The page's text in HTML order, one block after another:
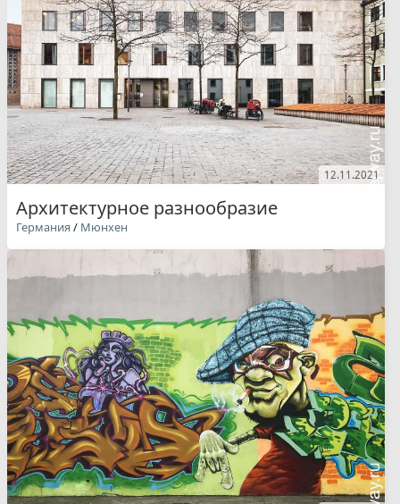
12.11.2021
Архитектурное разнообразие
Германия / Мюнхен